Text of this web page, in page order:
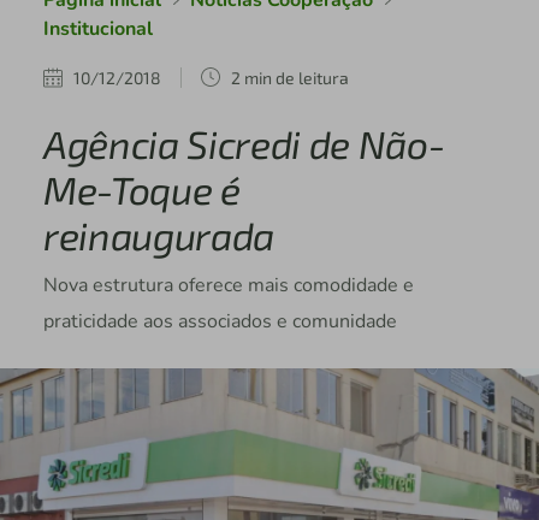
Institucional
10/12/2018 2 min de leitura
Agência Sicredi de Não-
Me-Toque é
reinaugurada
Nova estrutura oferece mais comodidade e
praticidade aos associados e comunidade